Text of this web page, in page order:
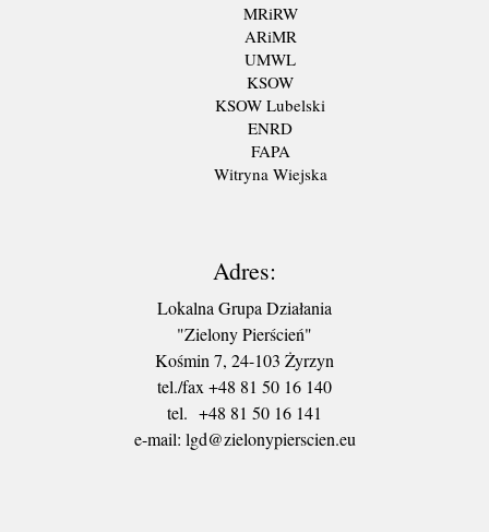
MRiRW
ARiMR
UMWL
KSOW
KSOW Lubelski
ENRD
FAPA
Witryna Wiejska
Adres:
Lokalna Grupa Działania
"Zielony Pierścień"
Kośmin 7, 24-103 Żyrzyn
tel./fax +48 81 50 16 140
tel. +48 81 50 16 141
​e-mail: lgd@zielonypierscien.eu